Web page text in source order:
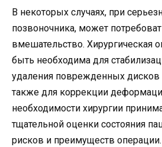
В некоторых случаях, при
позвоночника, может
вмешательство. Хирургическая
быть необходима для
удаления поврежденных дисков
также для коррекции
необходимости хирургии
тщательной оценки состояния
рисков и преимуществ операции.